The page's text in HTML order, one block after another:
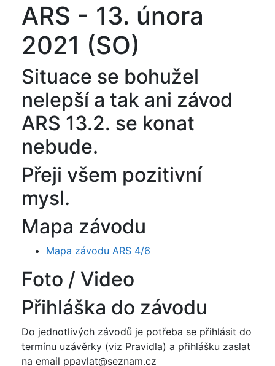
ARS - 13. února
2021 (SO)
Situace se bohužel
nelepší a tak ani závod
ARS 13.2. se konat
nebude.
Přeji všem pozitivní
mysl.
Mapa závodu
Mapa závodu ARS 4/6
Foto / Video
Přihláška do závodu
Do jednotlivých závodů je potřeba se přihlásit do
termínu uzávěrky (viz Pravidla) a přihlášku zaslat
na email ppavlat@seznam.cz